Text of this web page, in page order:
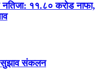
नतिजा: ११.८० करोड नाफा,
सुझाव संकलन